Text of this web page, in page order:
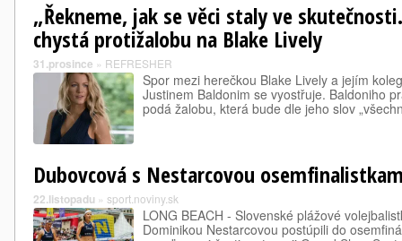
„Řekneme, jak se věci staly ve
chystá protižalobu na Blake Lively
31.prosince » REFRESHER
Spor mezi herečkou Blake Lively a jejím
Justinem Baldonim se vyostřuje. Baldoniho
podá žalobu, která bude dle jeho slov
Dubovcová s Nestarcovou
22.listopadu » sport.noviny.sk
LONG BEACH - Slovenské plážové
Dominikou Nestarcovou postúpili do